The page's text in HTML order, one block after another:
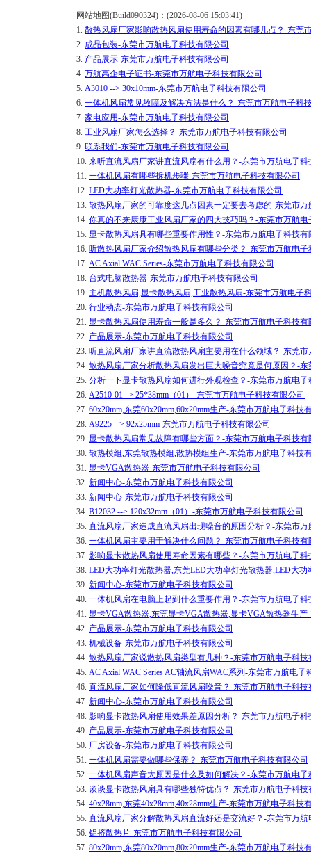
网站地图(Build090324)：(2026-08-06 15:03:41)
1. 散热风扇厂家影响散热风扇使用寿命的因素有哪几点？-东莞
2. 成品包装-东莞市万航电子科技有限公司
3. 产品展示-东莞市万航电子科技有限公司
4. 万航高企电子证书-东莞市万航电子科技有限公司
5. A3010 --> 30x10mm-东莞市万航电子科技有限公司
6. 一体机风扇常见故障及解决方法是什么？-东莞市万航电子科
7. 家电应用-东莞市万航电子科技有限公司
8. ​工业风扇厂家怎么选择？-东莞市万航电子科技有限公司
9. 联系我们-东莞市万航电子科技有限公司
10. 来听直流风扇厂家讲直流风扇有什么用？-东莞市万航电子科
11. 一体机风扇有哪些拆机步骤-东莞市万航电子科技有限公司
12. LED大功率灯光散热器-东莞市万航电子科技有限公司
13. 散热风扇厂家的可靠度这几点因素一定要去考虑的-东莞市
14. 你真的不来康康​工业风扇厂家的四大技巧吗？-东莞市万航电
15. 显卡散热风扇具有哪些重要作用性？-东莞市万航电子科技有
16. 听散热风扇厂家介绍散热风扇有哪些分类？-东莞市万航电子
17. AC Axial WAC Series-东莞市万航电子科技有限公司
18. 台式电脑散热器-东莞市万航电子科技有限公司
19. 主机散热风扇,显卡散热风扇,工业散热风扇-东莞市万航电子
20. 行业动态-东莞市万航电子科技有限公司
21. 显卡散热风扇使用寿命一般是多久？-东莞市万航电子科技有
22. 产品展示-东莞市万航电子科技有限公司
23. 听直流风扇厂家讲直流散热风扇主要用在什么领域？-东莞
24. 散热风扇厂家分析散热风扇发出巨大噪音究竟是何原因？-
25. 分析一下显卡散热风扇如何进行外观检查？-东莞市万航电子
26. A2510-01--> 25*38mm（01）-东莞市万航电子科技有限公司
27. 60x20mm,东莞60x20mm,60x20mm生产-东莞市万航电子科技
28. A9225 --> 92x25mm-东莞市万航电子科技有限公司
29. 显卡散热风扇常见故障有哪些方面？-东莞市万航电子科技有
30. 散热模组,东莞散热模组,散热模组生产-东莞市万航电子科技
31. 显卡VGA散热器-东莞市万航电子科技有限公司
32. 新闻中心-东莞市万航电子科技有限公司
33. 新闻中心-东莞市万航电子科技有限公司
34. B12032 --> 120x32mm（01）-东莞市万航电子科技有限公司
35. 直流风扇厂家造成直流风扇出现噪音的原因分析？-东莞市
36. 一体机风扇主要用于解决什么问题？-东莞市万航电子科技有
37. 影响显卡散热风扇使用寿命因素有哪些？-东莞市万航电子科
38. LED大功率灯光散热器,东莞LED大功率灯光散热器,LED大
39. 新闻中心-东莞市万航电子科技有限公司
40. 一体机风扇在电脑上起到什么重要作用？-东莞市万航电子科
41. 显卡VGA散热器,东莞显卡VGA散热器,显卡VGA散热器生产
42. 产品展示-东莞市万航电子科技有限公司
43. 机械设备-东莞市万航电子科技有限公司
44. 散热风扇厂家说散热风扇类型有几种？-东莞市万航电子科技
45. AC Axial WAC Series AC轴流风扇WAC系列-东莞市万航电子
46. 直流风扇厂家如何降低直流风扇噪音？-东莞市万航电子科技
47. 新闻中心-东莞市万航电子科技有限公司
48. 影响显卡散热风扇使用效果差原因分析？-东莞市万航电子科
49. 产品展示-东莞市万航电子科技有限公司
50. 厂房设备-东莞市万航电子科技有限公司
51. 一体机风扇需要做哪些保养？-东莞市万航电子科技有限公司
52. 一体机风扇声音大原因是什么及如何解决？-东莞市万航电子
53. 谈谈显卡散热风扇具有哪些独特优点？-东莞市万航电子科技
54. 40x28mm,东莞40x28mm,40x28mm生产-东莞市万航电子科技
55. 直流风扇厂家分解散热风扇直流好还是交流好？-东莞市万
56. 铝挤散热片-东莞市万航电子科技有限公司
57. 80x20mm,东莞80x20mm,80x20mm生产-东莞市万航电子科技